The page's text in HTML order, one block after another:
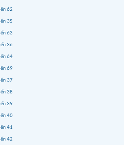
62
35
63
36
64
69
37
38
39
40
41
42